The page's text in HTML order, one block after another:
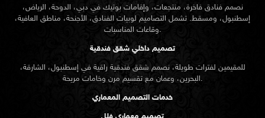
نصمم فنادق فاخرة، منتجعات، وإقامات بوتيك في دبي، الدوحة، الرياض،
إسطنبول، ومسقط. تشمل التصاميم لوبيات الفنادق، الأجنحة، مناطق العافية،
وقاعات المناسبات.
تصميم داخلي شقق فندقية
للمقيمين لفترات طويلة، نصمم شقق فندقية راقية في إسطنبول، الشارقة،
البحرين، وعمان مع تقسيم مرن وخامات مريحة.
خدمات التصميم المعماري